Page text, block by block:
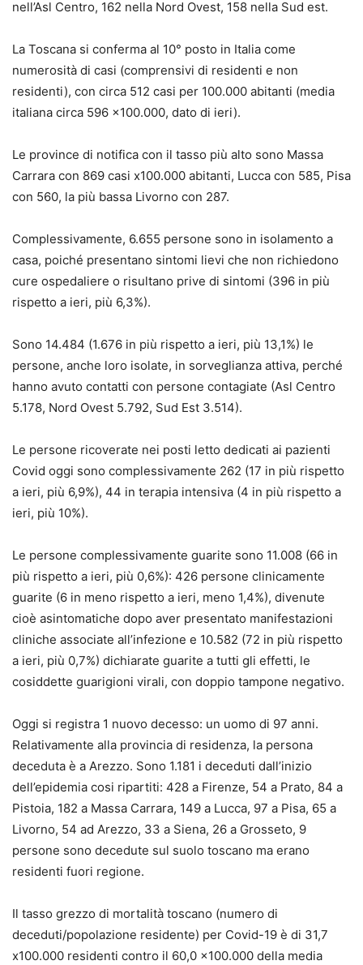
nell’Asl Centro, 162 nella Nord Ovest, 158 nella Sud est.
La Toscana si conferma al 10° posto in Italia come
numerosità di casi (comprensivi di residenti e non
residenti), con circa 512 casi per 100.000 abitanti (media
italiana circa 596 x100.000, dato di ieri).
Le province di notifica con il tasso più alto sono Massa
Carrara con 869 casi x100.000 abitanti, Lucca con 585, Pisa
con 560, la più bassa Livorno con 287.
Complessivamente, 6.655 persone sono in isolamento a
casa, poiché presentano sintomi lievi che non richiedono
cure ospedaliere o risultano prive di sintomi (396 in più
rispetto a ieri, più 6,3%).
Sono 14.484 (1.676 in più rispetto a ieri, più 13,1%) le
persone, anche loro isolate, in sorveglianza attiva, perché
hanno avuto contatti con persone contagiate (Asl Centro
5.178, Nord Ovest 5.792, Sud Est 3.514).
Le persone ricoverate nei posti letto dedicati ai pazienti
Covid oggi sono complessivamente 262 (17 in più rispetto
a ieri, più 6,9%), 44 in terapia intensiva (4 in più rispetto a
ieri, più 10%).
Le persone complessivamente guarite sono 11.008 (66 in
più rispetto a ieri, più 0,6%): 426 persone clinicamente
guarite (6 in meno rispetto a ieri, meno 1,4%), divenute
cioè asintomatiche dopo aver presentato manifestazioni
cliniche associate all’infezione e 10.582 (72 in più rispetto
a ieri, più 0,7%) dichiarate guarite a tutti gli effetti, le
cosiddette guarigioni virali, con doppio tampone negativo.
Oggi si registra 1 nuovo decesso: un uomo di 97 anni.
Relativamente alla provincia di residenza, la persona
deceduta è a Arezzo. Sono 1.181 i deceduti dall’inizio
dell’epidemia cosi ripartiti: 428 a Firenze, 54 a Prato, 84 a
Pistoia, 182 a Massa Carrara, 149 a Lucca, 97 a Pisa, 65 a
Livorno, 54 ad Arezzo, 33 a Siena, 26 a Grosseto, 9
persone sono decedute sul suolo toscano ma erano
residenti fuori regione.
Il tasso grezzo di mortalità toscano (numero di
deceduti/popolazione residente) per Covid-19 è di 31,7
x100.000 residenti contro il 60,0 x100.000 della media